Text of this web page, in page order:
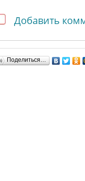
Добавить
Поделиться…